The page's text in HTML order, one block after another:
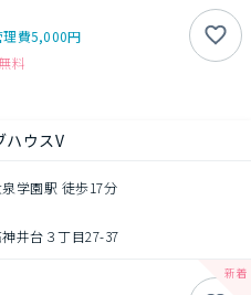
理費5,000円
料
ハウスV
学園駅 徒歩17分
井台３丁目27-37